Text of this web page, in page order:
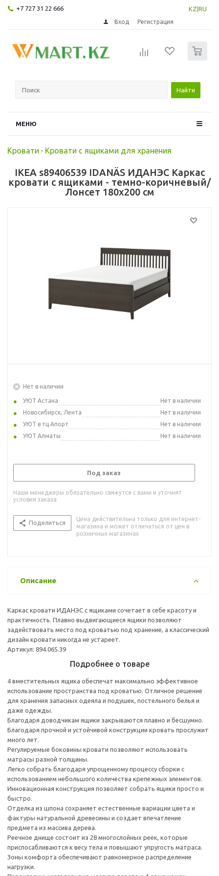
+7 727 31 22 666 KZ RU
Вход Регистрация
Найти
МЕНЮ
Кровати - Кровати с ящиками для хранения
IKEA s89406539 IDANÄS ИДАНЭС Каркас
кровати с ящиками - темно-коричневый/
Лонсет 180x200 см
Нет в наличии
УЮТ Астана
Нет в наличии
Новосибирск, Лента
Нет в наличии
УЮТ в тц Апорт
Нет в наличии
УЮТ Алматы
Нет в наличии
Под заказ
Наши менеджеры обязательно свяжутся с вами и уточнят
условия заказа
Поделиться
Цена действительна только для интернет-
магазина и может отличаться от цен в
розничных магазинах
Описание
Каркас кровати ИДАНЭС с ящиками сочетает в себе красоту и
практичность. Плавно выдвигающиеся ящики позволяют
задействовать место под кроватью под хранение, а классический
дизайн кровати никогда не устареет.
Артикул: 894.065.39
Подробнее о товаре
4 вместительных ящика обеспечат максимально эффективное
использование пространства под кроватью. Отличное решение
для хранения запасных одеяла и подушек, постельного белья и
даже одежды.
Благодаря доводчикам ящики закрываются плавно и бесшумно.
Благодаря прочной и устойчивой конструкции кровать прослужит
много лет.
Регулируемые боковины кровати позволяют использовать
матрасы разной толщины.
Легко собрать благодаря упрощенному процессу сборки с
использованием небольшого количества крепежных элементов.
Инновационная конструкция позволяет собрать ящики просто и
быстро.
Отделка из шпона сохраняет естественные вариации цвета и
фактуры натуральной древесины и создает впечатление
предмета из массива дерева.
Реечное днище состоит из 28 многослойных реек, которые
приспосабливаются к весу тела и повышают упругость матраса.
Зоны комфорта обеспечивают равномерное распределение
нагрузки.